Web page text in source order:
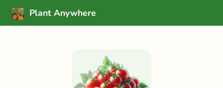
Plant Anywhere